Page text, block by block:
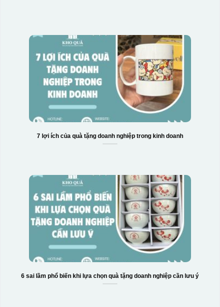
7 lợi ích của quà tặng doanh nghiệp trong kinh doanh
6 sai lầm phổ biến khi lựa chọn quà tặng doanh nghiệp cần lưu ý